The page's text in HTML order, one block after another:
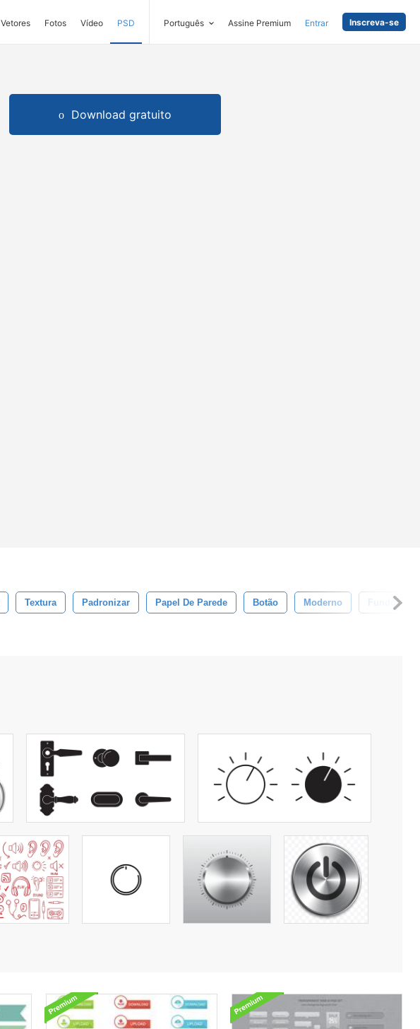
Vetores Fotos Vídeo PSD Português Assine Premium Entrar Inscreva-se
Download gratuito
Textura Padronizar Papel De Parede Botão Moderno Fundo